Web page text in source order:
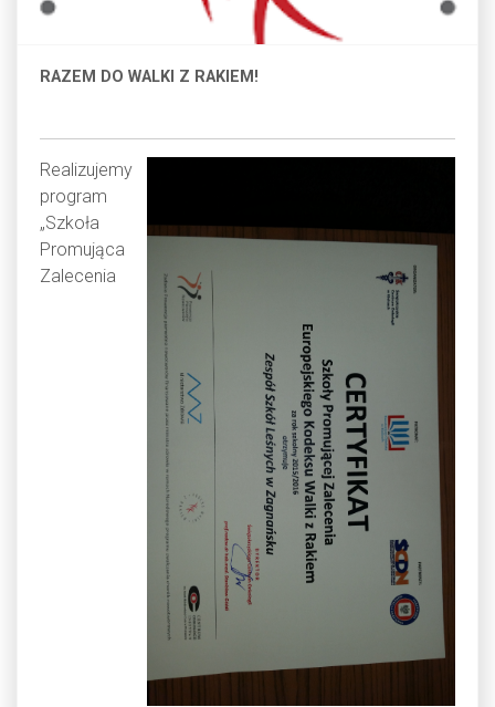
RAZEM DO WALKI Z RAKIEM!
Realizujemy
program
„Szkoła
Promująca
Zalecenia